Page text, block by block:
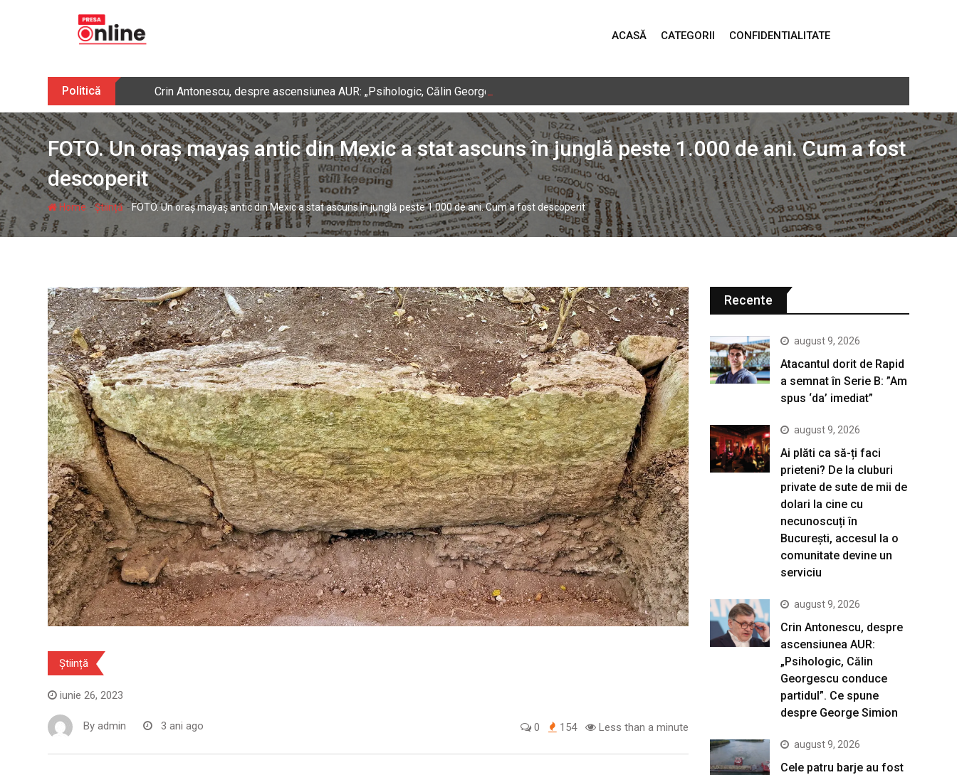
ACASĂ CATEGORII CONFIDENTIALITATE
Politică Crin Antonescu, despre ascensiunea AUR: „Psihologic, Călin Georgescu conduce partidul”. Ce spune despre George Simion
FOTO. Un oraș mayaș antic din Mexic a stat ascuns în junglă peste 1.000 de ani. Cum a fost
descoperit
Home -Știință-FOTO. Un oraș mayaș antic din Mexic a stat ascuns în junglă peste 1.000 de ani. Cum a fost descoperit
Știință
iunie 26, 2023
By admin 3 ani ago 0 154 Less than a minute
Recente
august 9, 2026
Atacantul dorit de Rapid
a semnat în Serie B: ”Am
spus ‘da’ imediat”
august 9, 2026
Ai plăti ca să-ți faci
prieteni? De la cluburi
private de sute de mii de
dolari la cine cu
necunoscuți în
București, accesul la o
comunitate devine un
serviciu
august 9, 2026
Crin Antonescu, despre
ascensiunea AUR:
„Psihologic, Călin
Georgescu conduce
partidul”. Ce spune
despre George Simion
august 9, 2026
Cele patru barje au fost